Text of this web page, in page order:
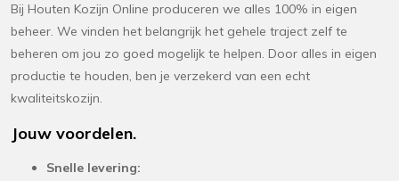
Bij Houten Kozijn Online produceren we alles 100% in eigen
beheer. We vinden het belangrijk het gehele traject zelf te
beheren om jou zo goed mogelijk te helpen. Door alles in eigen
productie te houden, ben je verzekerd van een echt
kwaliteitskozijn.
Jouw voordelen.
Snelle levering: